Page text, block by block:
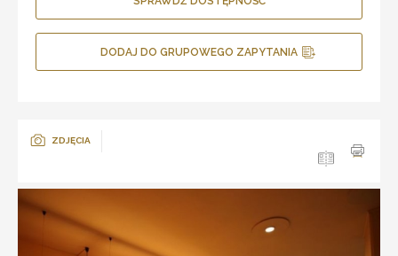
DODAJ DO GRUPOWEGO ZAPYTANIA
ZDJĘCIA